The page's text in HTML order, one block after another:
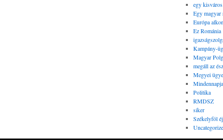
egy
Egy magyar
Európa
Ez Románia
Kampány-
Magyar
megáll az
Megyei
Politika
RMDSZ
siker
Székelyföl